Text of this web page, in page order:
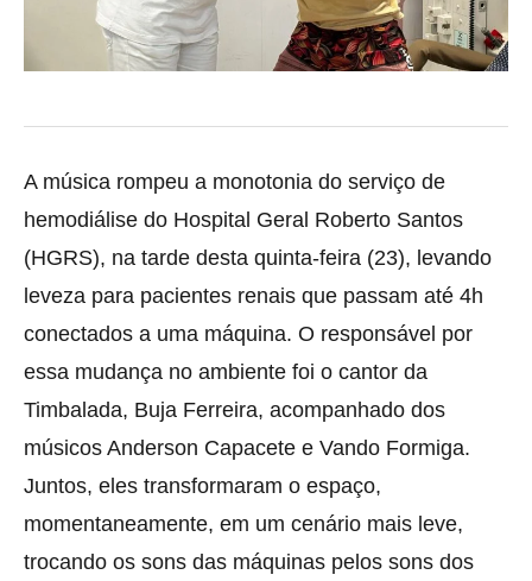
A música rompeu a monotonia do serviço de
hemodiálise do Hospital Geral Roberto Santos
(HGRS), na tarde desta quinta-feira (23), levando
leveza para pacientes renais que passam até 4h
conectados a uma máquina. O responsável por
essa mudança no ambiente foi o cantor da
Timbalada, Buja Ferreira, acompanhado dos
músicos Anderson Capacete e Vando Formiga.
Juntos, eles transformaram o espaço,
momentaneamente, em um cenário mais leve,
trocando os sons das máquinas pelos sons dos